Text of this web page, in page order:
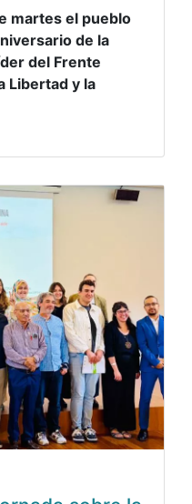
martes el pueblo
de la
del Frente
Libertad y la